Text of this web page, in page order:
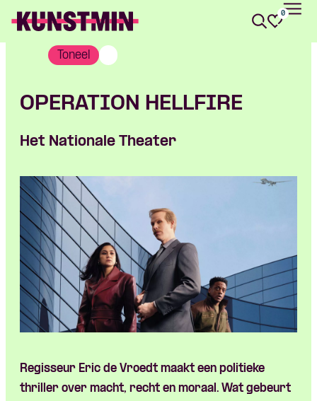
0
Toneel
OPERATION HELLFIRE
Het Nationale Theater
Regisseur Eric de Vroedt maakt een politieke
thriller over macht, recht en moraal . Wat gebeurt